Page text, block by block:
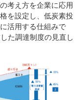
考え方を企業に応用
を設定し、低炭素投
活用する仕組みで
た調達制度の見直し